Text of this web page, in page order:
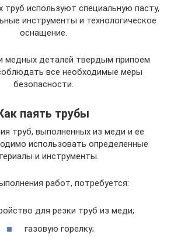
труб используют специальную пасту,
инструменты и технологическое
оснащение.
медных деталей твердым припоем
все необходимые меры
безопасности.
паять трубы
труб, выполненных из меди и ее
использовать определенные
и инструменты.
работ, потребуется:
для резки труб из меди;
газовую горелку;